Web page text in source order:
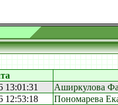
13:01:31 Аширкулова
12:53:18 Пономарева